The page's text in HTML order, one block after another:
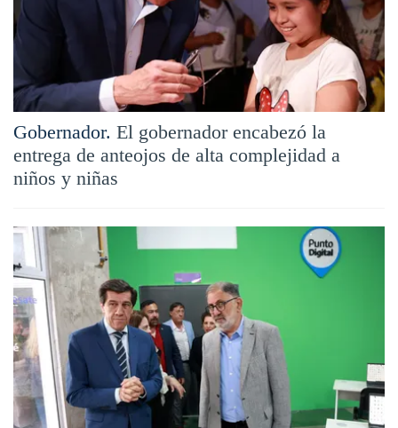
Gobernador. El gobernador encabezó la
entrega de anteojos de alta complejidad a
niños y niñas